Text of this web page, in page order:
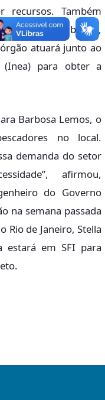
recursos. Também
de Meio Ambiente,
atuará junto ao
(Inea) para obter a
Barbosa Lemos, o
no local.
demanda do setor
afirmou,
do Governo
na semana passada
Rio de Janeiro, Stella
estará em SFI para